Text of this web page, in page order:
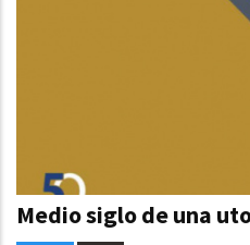
Medio siglo de una